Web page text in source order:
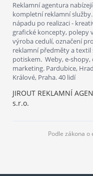
Reklamní agentura
kompletní reklamní
nápadu po realizaci -
grafické koncepty, polepy
výroba cedulí, označení
reklamní předměty a textil
potiskem. Weby, e-shopy,
marketing. Pardubice,
Králové, Praha. 40 lidí
JIROUT REKLAMNÍ
s.r.o.
Podle zákona